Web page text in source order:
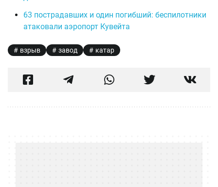
63 пострадавших и один погибший: беспилотники
атаковали аэропорт Кувейта
взрыв завод катар